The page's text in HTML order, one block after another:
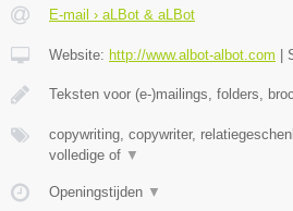
E-mail › aLBot & aLBot
Website: http://www.albot-albot.com
Teksten voor (e-)mailings, folders,
copywriting, copywriter,
volledige of ▼
Openingstijden ▼